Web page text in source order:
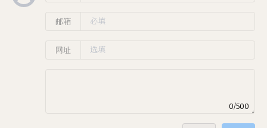
邮箱
网址
0/500